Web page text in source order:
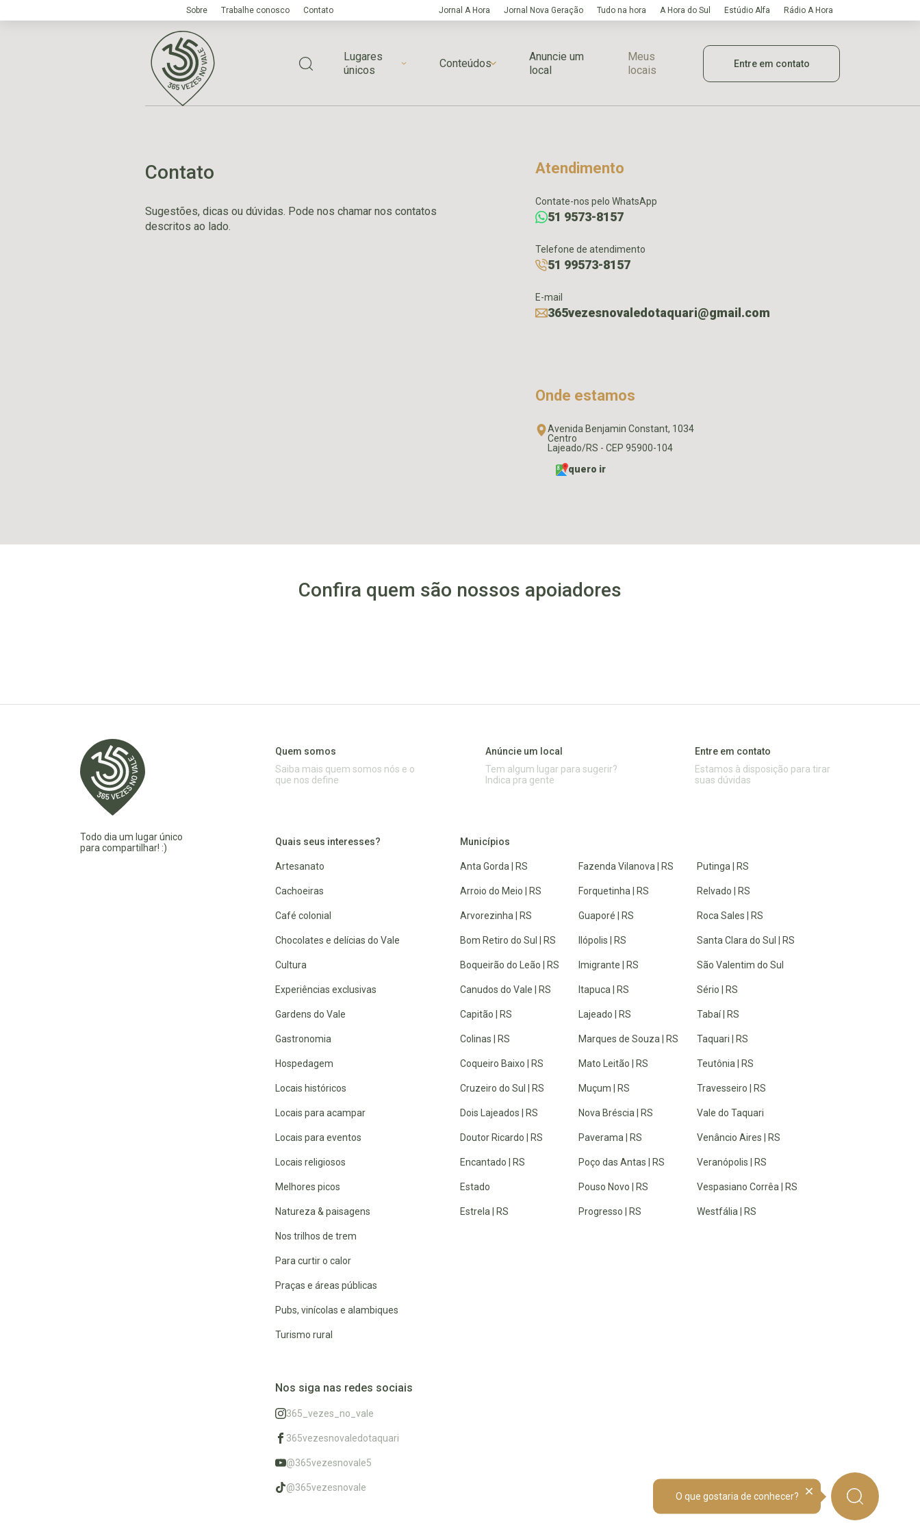
Sobre Trabalhe conosco Contato Jornal A Hora Jornal Nova Geração Tudo na hora A Hora do Sul Estúdio Alfa Rádio A Hora
Lugares
únicos
Conteúdos
Anuncie um
local
Meus
locais
Entre em contato
Contato
Sugestões, dicas ou dúvidas. Pode nos chamar nos contatos
descritos ao lado.
Atendimento
Contate-nos pelo WhatsApp
51 9573-8157
Telefone de atendimento
51 99573-8157
E-mail
365vezesnovaledotaquari@gmail.com
Onde estamos
Avenida Benjamin Constant, 1034
Centro
Lajeado/RS - CEP 95900-104
quero ir
O que gostaria de conhecer?
Confira quem são nossos apoiadores
Todo dia um lugar único
para compartilhar! :)
Quem somos
Saiba mais quem somos nós e o
que nos define
Anúncie um local
Tem algum lugar para sugerir?
Indica pra gente
Entre em contato
Estamos à disposição para tirar
suas dúvidas
Quais seus interesses?
Artesanato
Cachoeiras
Café colonial
Chocolates e delícias do Vale
Cultura
Experiências exclusivas
Gardens do Vale
Gastronomia
Hospedagem
Locais históricos
Locais para acampar
Locais para eventos
Locais religiosos
Melhores picos
Natureza & paisagens
Nos trilhos de trem
Para curtir o calor
Praças e áreas públicas
Pubs, vinícolas e alambiques
Turismo rural
Nos siga nas redes sociais
365_vezes_no_vale
365vezesnovaledotaquari
@365vezesnovale5
@365vezesnovale
Municípios
Anta Gorda | RS
Arroio do Meio | RS
Arvorezinha | RS
Bom Retiro do Sul | RS
Boqueirão do Leão | RS
Canudos do Vale | RS
Capitão | RS
Colinas | RS
Coqueiro Baixo | RS
Cruzeiro do Sul | RS
Dois Lajeados | RS
Doutor Ricardo | RS
Encantado | RS
Estado
Estrela | RS
Fazenda Vilanova | RS
Forquetinha | RS
Guaporé | RS
Ilópolis | RS
Imigrante | RS
Itapuca | RS
Lajeado | RS
Marques de Souza | RS
Mato Leitão | RS
Muçum | RS
Nova Bréscia | RS
Paverama | RS
Poço das Antas | RS
Pouso Novo | RS
Progresso | RS
Putinga | RS
Relvado | RS
Roca Sales | RS
Santa Clara do Sul | RS
São Valentim do Sul
Sério | RS
Tabaí | RS
Taquari | RS
Teutônia | RS
Travesseiro | RS
Vale do Taquari
Venâncio Aires | RS
Veranópolis | RS
Vespasiano Corrêa | RS
Westfália | RS